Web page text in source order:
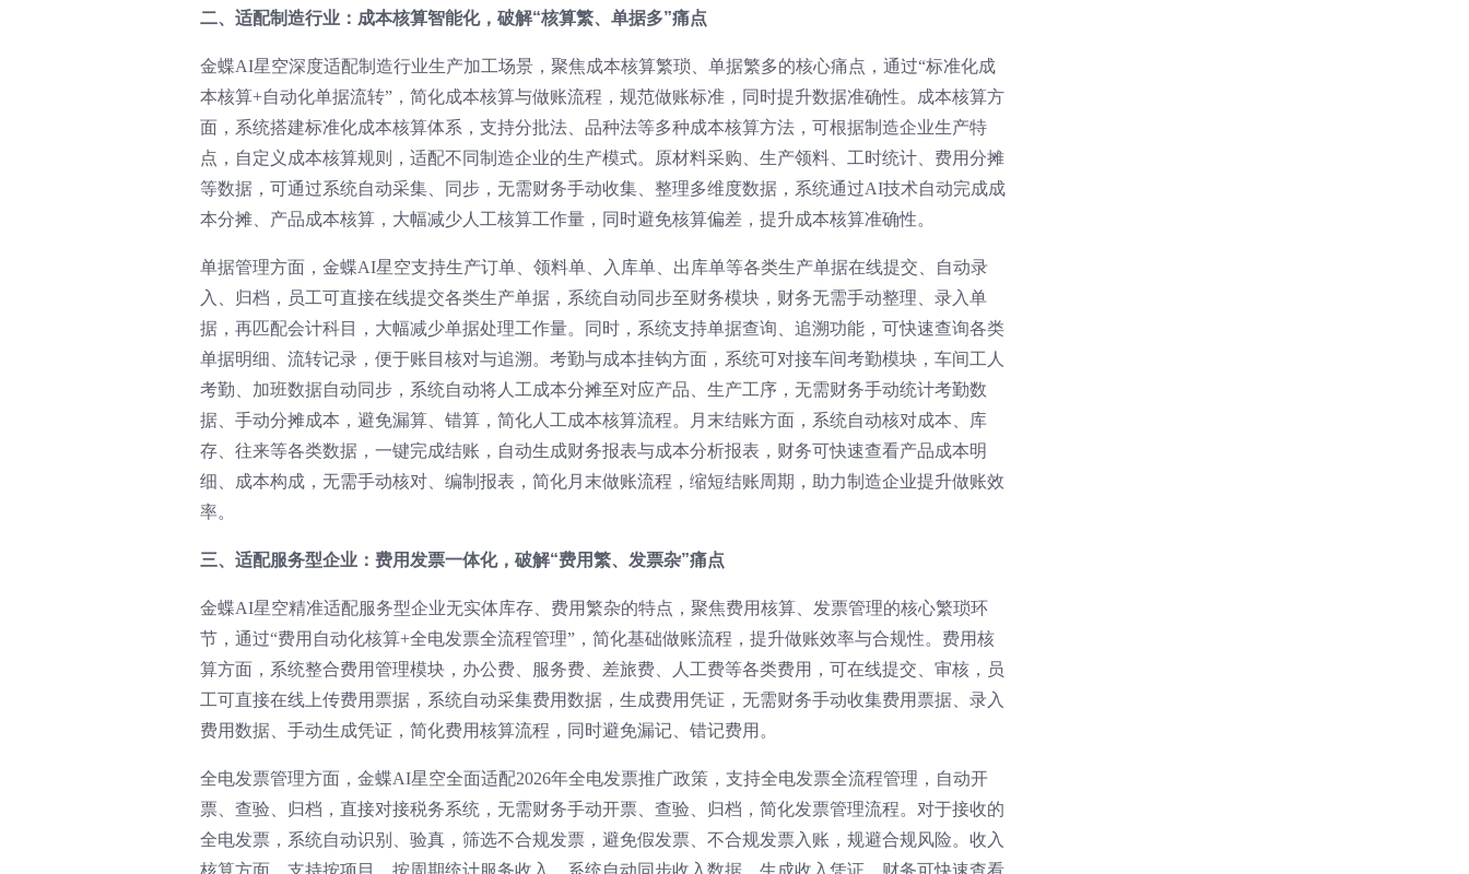
二、适配制造行业：成本核算智能化，破解“核算繁、单据多”痛点
金蝶AI星空深度适配制造行业生产加工场景，聚焦成本核算繁琐、单据繁多的核心痛点，通过“标准化成
本核算+自动化单据流转”，简化成本核算与做账流程，规范做账标准，同时提升数据准确性。成本核算方
面，系统搭建标准化成本核算体系，支持分批法、品种法等多种成本核算方法，可根据制造企业生产特
点，自定义成本核算规则，适配不同制造企业的生产模式。原材料采购、生产领料、工时统计、费用分摊
等数据，可通过系统自动采集、同步，无需财务手动收集、整理多维度数据，系统通过AI技术自动完成成
本分摊、产品成本核算，大幅减少人工核算工作量，同时避免核算偏差，提升成本核算准确性。
单据管理方面，金蝶AI星空支持生产订单、领料单、入库单、出库单等各类生产单据在线提交、自动录
入、归档，员工可直接在线提交各类生产单据，系统自动同步至财务模块，财务无需手动整理、录入单
据，再匹配会计科目，大幅减少单据处理工作量。同时，系统支持单据查询、追溯功能，可快速查询各类
单据明细、流转记录，便于账目核对与追溯。考勤与成本挂钩方面，系统可对接车间考勤模块，车间工人
考勤、加班数据自动同步，系统自动将人工成本分摊至对应产品、生产工序，无需财务手动统计考勤数
据、手动分摊成本，避免漏算、错算，简化人工成本核算流程。月末结账方面，系统自动核对成本、库
存、往来等各类数据，一键完成结账，自动生成财务报表与成本分析报表，财务可快速查看产品成本明
细、成本构成，无需手动核对、编制报表，简化月末做账流程，缩短结账周期，助力制造企业提升做账效
率。
三、适配服务型企业：费用发票一体化，破解“费用繁、发票杂”痛点
金蝶AI星空精准适配服务型企业无实体库存、费用繁杂的特点，聚焦费用核算、发票管理的核心繁琐环
节，通过“费用自动化核算+全电发票全流程管理”，简化基础做账流程，提升做账效率与合规性。费用核
算方面，系统整合费用管理模块，办公费、服务费、差旅费、人工费等各类费用，可在线提交、审核，员
工可直接在线上传费用票据，系统自动采集费用数据，生成费用凭证，无需财务手动收集费用票据、录入
费用数据、手动生成凭证，简化费用核算流程，同时避免漏记、错记费用。
全电发票管理方面，金蝶AI星空全面适配2026年全电发票推广政策，支持全电发票全流程管理，自动开
票、查验、归档，直接对接税务系统，无需财务手动开票、查验、归档，简化发票管理流程。对于接收的
全电发票，系统自动识别、验真，筛选不合规发票，避免假发票、不合规发票入账，规避合规风险。收入
核算方面，支持按项目、按周期统计服务收入，系统自动同步收入数据，生成收入凭证，财务可快速查看